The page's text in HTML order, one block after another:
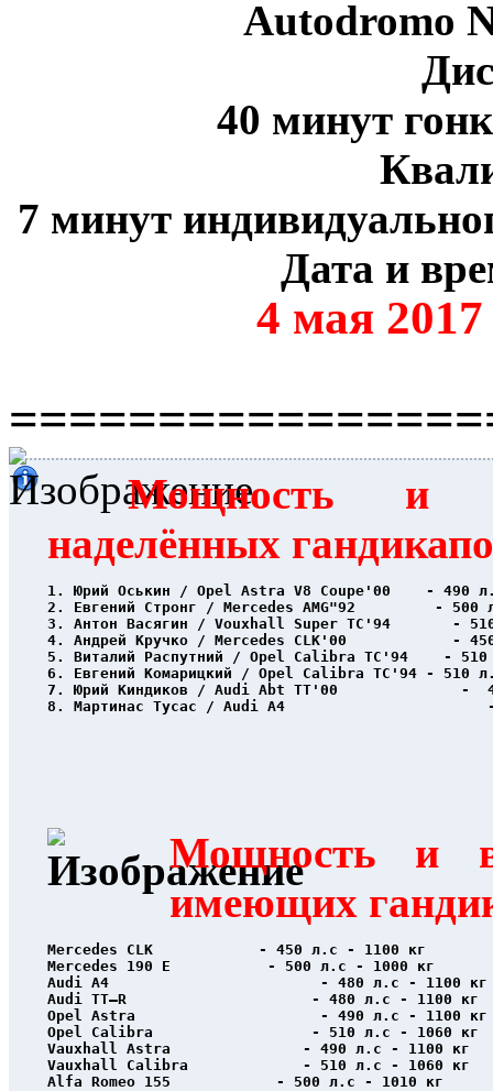
Autodromo
40 минут
7 минут
Дата и
4 мая
Мощность и
наделённых
1. Юрий Оськин / Opel Astra V8 Coupe'00    - 490
2. Евгений Стронг / Mercedes AMG"92         - 500
3. Антон Васягин / Vouxhall Super TC'94       -
4. Андрей Кручко / Mercedes CLK'00            -
5. Виталий Распутний / Opel Calibra TC'94    -
6. Евгений Комарицкий / Opel Calibra TC'94 - 510
7. Юрий Киндиков / Audi Abt TT'00              -
8. Мартинас Тусас / Audi A4                       -
Мощность и
имеющих
Mercedes CLK            - 450 л.с - 1100 кг
Mercedes 190 E           - 500 л.с - 1000 кг
Audi A4                        - 480 л.с - 1100 кг
Audi TT–R                     - 480 л.с - 1100 кг
Opel Astra                     - 490 л.с - 1100 кг
Opel Calibra                  - 510 л.с - 1060 кг
Vauxhall Astra               - 490 л.с - 1100 кг
Vauxhall Calibra             - 510 л.с - 1060 кг
Alfa Romeo 155            - 500 л.с - 1010 кг